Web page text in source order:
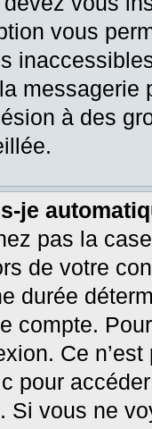
vous
messagerie
à des
je
pas la
de votre
durée
compte.
Ce
pour
Si vous ne